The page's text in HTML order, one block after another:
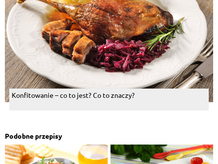
Konfitowanie – co to jest? Co to znaczy?
Podobne przepisy